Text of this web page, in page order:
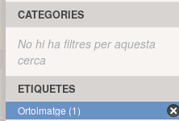
CATEGORIES
No hi ha filtres per aquesta
cerca
ETIQUETES
Ortoimatge (1)